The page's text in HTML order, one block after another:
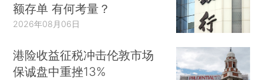
额存单 有何考量？
2026年08月06日
港险收益征税冲击伦敦市场
保诚盘中重挫13%